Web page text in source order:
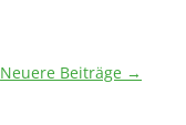
Neuere Beiträge →